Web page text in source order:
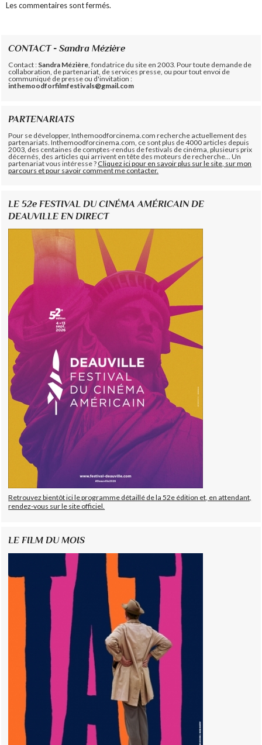
Les commentaires sont fermés.
CONTACT - Sandra Mézière
Contact : Sandra Mézière , fondatrice du site en 2003. Pour toute demande de
collaboration, de partenariat, de services presse, ou pour tout envoi de
communiqué de presse ou d'invitation :
inthemoodforfilmfestivals@gmail.com
PARTENARIATS
Pour se développer, Inthemoodforcinema.com recherche actuellement des
partenariats. Inthemoodforcinema.com, ce sont plus de 4000 articles depuis
2003, des centaines de comptes-rendus de festivals de cinéma, plusieurs prix
décernés, des articles qui arrivent en tête des moteurs de recherche... Un
partenariat vous intéresse ?Cliquez ici pour en savoir plus sur le site, sur mon
parcours et pour savoir comment me contacter.
LE 52e FESTIVAL DU CINÉMA AMÉRICAIN DE
DEAUVILLE EN DIRECT
Retrouvez bientôt ici le programme détaillé de la 52e édition et, en attendant,
rendez-vous sur le site officiel.
LE FILM DU MOIS